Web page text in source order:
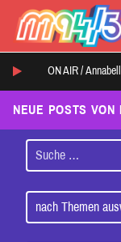
ON AIR /
NEUE POSTS VON